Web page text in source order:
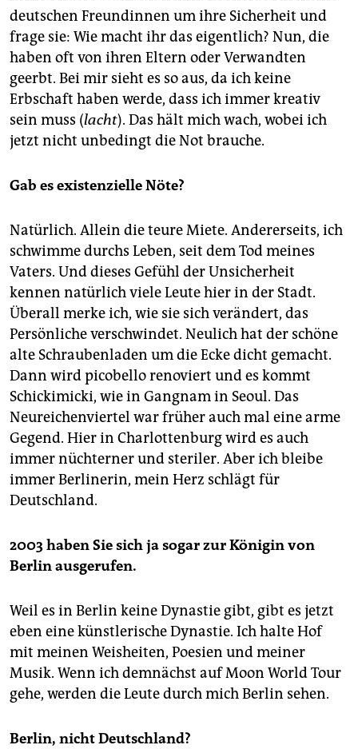
deutschen Freundinnen um ihre Sicherheit und
frage sie: Wie macht ihr das eigentlich? Nun, die
haben oft von ihren Eltern oder Verwandten
geerbt. Bei mir sieht es so aus, da ich keine
Erbschaft haben werde, dass ich immer kreativ
sein muss (lacht). Das hält mich wach, wobei ich
jetzt nicht unbedingt die Not brauche.
Gab es existenzielle Nöte?
Natürlich. Allein die teure Miete. Andererseits, ich
schwimme durchs Leben, seit dem Tod meines
Vaters. Und dieses Gefühl der Unsicherheit
kennen natürlich viele Leute hier in der Stadt.
Überall merke ich, wie sie sich verändert, das
Persönliche verschwindet. Neulich hat der schöne
alte Schraubenladen um die Ecke dicht gemacht.
Dann wird picobello renoviert und es kommt
Schickimicki, wie in Gangnam in Seoul. Das
Neureichenviertel war früher auch mal eine arme
Gegend. Hier in Charlottenburg wird es auch
immer nüchterner und steriler. Aber ich bleibe
immer Berlinerin, mein Herz schlägt für
Deutschland.
2003 haben Sie sich ja sogar zur Königin von
Berlin ausgerufen.
Weil es in Berlin keine Dynastie gibt, gibt es jetzt
eben eine künstlerische Dynastie. Ich halte Hof
mit meinen Weisheiten, Poesien und meiner
Musik. Wenn ich demnächst auf Moon World Tour
gehe, werden die Leute durch mich Berlin sehen.
Berlin, nicht Deutschland?